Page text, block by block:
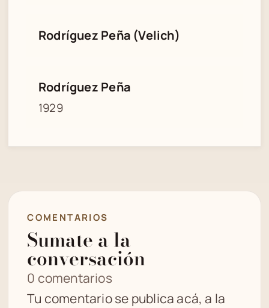
Rodríguez Peña (Velich)
Rodríguez Peña
1929
COMENTARIOS
Sumate a la
conversación
0 comentarios
Tu comentario se publica acá, a la